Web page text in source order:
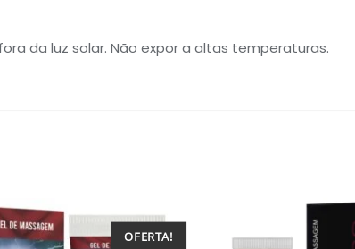
da luz solar. Não expor a altas temperaturas.
OFERTA!